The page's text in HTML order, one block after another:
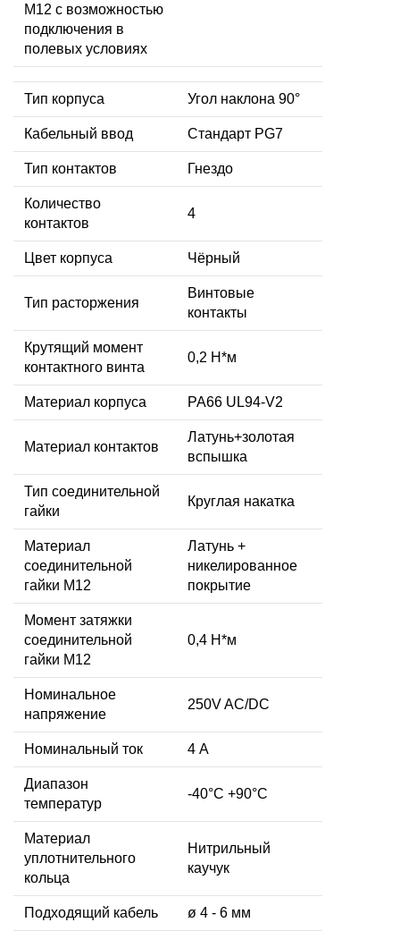
M12 с возможностью
подключения в
полевых условиях
Тип корпуса Угол наклона 90°
Кабельный ввод Стандарт PG7
Тип контактов Гнездо
Количество
контактов
4
Цвет корпуса Чёрный
Тип расторжения
Винтовые
контакты
Крутящий момент
контактного винта
0,2 Н*м
Материал корпуса PA66 UL94-V2
Материал контактов
Латунь+золотая
вспышка
Тип соединительной
гайки
Круглая накатка
Материал
соединительной
гайки M12
Латунь +
никелированное
покрытие
Момент затяжки
соединительной
гайки M12
0,4 Н*м
Номинальное
напряжение
250V AC/DC
Номинальный ток 4 А
Диапазон
температур
-40°C +90°C
Материал
уплотнительного
кольца
Нитрильный
каучук
Подходящий кабель ø 4 - 6 мм